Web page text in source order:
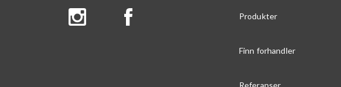
Produkter
Finn forhandler
Referanser